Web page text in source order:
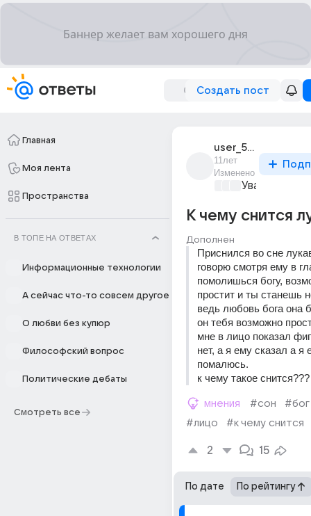
Создать пост
Главная
Моя лента
Пространства
В ТОПЕ НА ОТВЕТАХ
Информационные технологии
А сейчас что-то совсем другое
О любви без купюр
Философский вопрос
Политические дебаты
Смотреть все
user_58426280
11лет
Изменено
Уважаемый
К чему снится
Дополнен
Приснился во сне
говорю смотря ему в
помолишься богу,
простит и ты станешь
ведь любовь бога она
он тебя возможно
мне в лицо показал
нет, а я ему сказал а я
помалюсь.
к чему такое снится???
мнения #сон
#бог
#лицо
#к чему снится
2 15
По дате По рейтингу